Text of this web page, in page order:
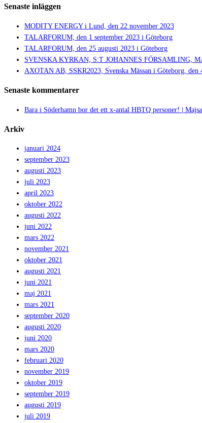
Senaste inläggen
MODITY ENERGY i Lund, den 22 november 2023
TALARFORUM, den 1 september 2023 i Göteborg
TALARFORUM, den 25 augusti 2023 i Göteborg
SVENSKA KYRKAN, S:T JOHANNES FÖRSAMLING,
AXOTAN AB, SSKR2023, Svenska Mässan i Göteborg, den
Senaste kommentarer
Bara i Söderhamn bor det ett x-antal HBTQ personer! |
Arkiv
januari 2024
september 2023
augusti 2023
juli 2023
april 2023
oktober 2022
augusti 2022
juni 2022
mars 2022
november 2021
oktober 2021
augusti 2021
juni 2021
maj 2021
mars 2021
september 2020
augusti 2020
juni 2020
mars 2020
februari 2020
november 2019
oktober 2019
september 2019
augusti 2019
juli 2019